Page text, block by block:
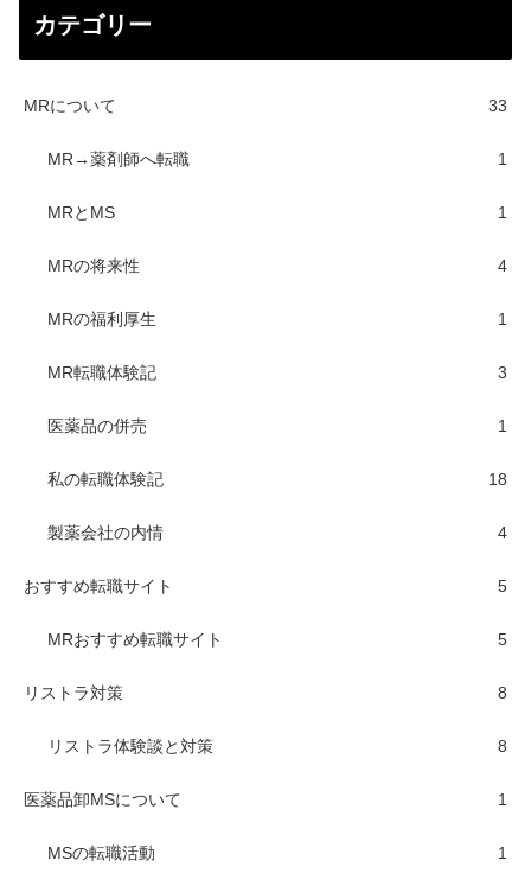
カテゴリー
MRについて 33
MR→薬剤師へ転職 1
MRとMS 1
MRの将来性 4
MRの福利厚生 1
MR転職体験記 3
医薬品の併売 1
私の転職体験記 18
製薬会社の内情 4
おすすめ転職サイト 5
MRおすすめ転職サイト 5
リストラ対策 8
リストラ体験談と対策 8
医薬品卸MSについて 1
MSの転職活動 1